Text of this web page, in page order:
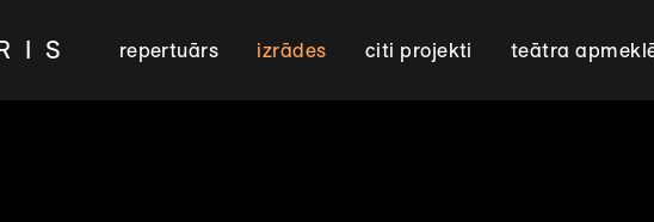
repertuārs izrādes citi projekti teātra